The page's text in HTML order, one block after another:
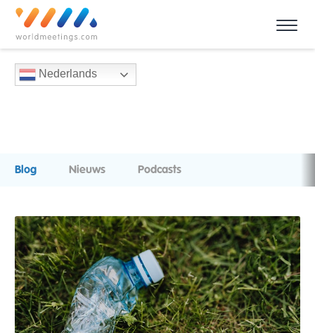
Nederlands
Blog Nieuws Podcasts